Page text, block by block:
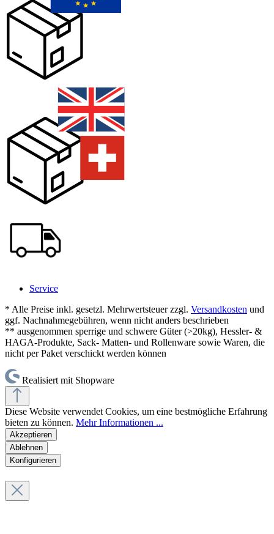
Service
* Alle Preise inkl. gesetzl. Mehrwertsteuer zzgl. Versandkosten und
ggf. Nachnahmegebühren, wenn nicht anders beschrieben
** ausgenommen sperrige und schwere Güter (>20kg), Hessler- &
HAGA-Produkte, Sack- Matten- und Rollenware sowie Waren, die
nicht per Paket verschickt werden können
Realisiert mit Shopware
Diese Website verwendet Cookies, um eine bestmögliche Erfahrung
bieten zu können. Mehr Informationen ...
Akzeptieren
Ablehnen
Konfigurieren